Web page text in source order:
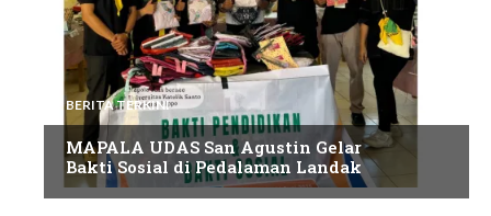
BERITA TERKINI
MAPALA UDAS San Agustin Gelar
Bakti Sosial di Pedalaman Landak